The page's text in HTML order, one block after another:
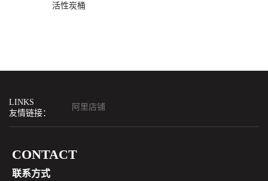
活性炭桶
LINKS
友情链接：
阿里店铺
CONTACT
联系方式